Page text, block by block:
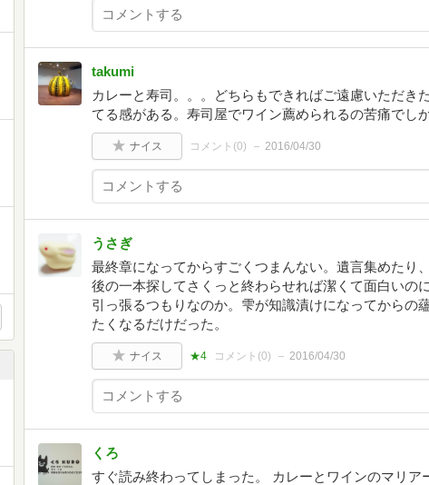
takumi
カレーと寿司。。。どちらもできればご遠慮いただき
てる感がある。寿司屋でワイン薦められるの苦痛でしか
ナイス コメント(0) 2016/04/30
うさぎ
最終章になってからすごくつまんない。遺言集めたり
後の一本探してさくっと終わらせれば潔くて面白いの
引っ張るつもりなのか。雫が知識漬けになってからの
たくなるだけだった。
ナイス ★4 コメント(0) 2016/04/30
くろ
すぐ読み終わってしまった。 カレーとワインのマリア